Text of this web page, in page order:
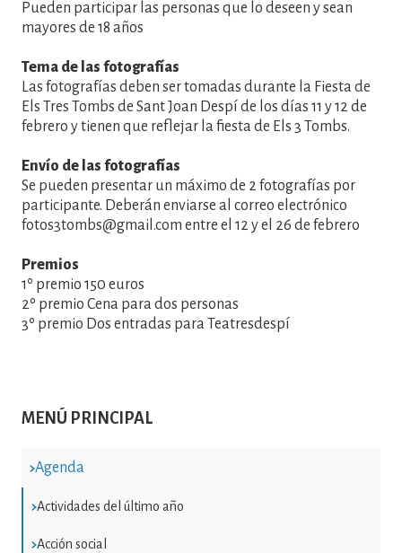
MENÚ PRINCIPAL
Agenda
Actividades del último año
Acción social
Pueden participar las personas que lo deseen y sean
mayores de 18 años
Tema de las fotografías
Las fotografías deben ser tomadas durante la Fiesta de
Els Tres Tombs de Sant Joan Despí de los días 11 y 12 de
febrero y tienen que reflejar la fiesta de Els 3 Tombs.
Envío de las fotografías
Se pueden presentar un máximo de 2 fotografías por
participante. Deberán enviarse al correo electrónico
fotos3tombs@gmail.com entre el 12 y el 26 de febrero
Premios
1º premio 150 euros
2º premio Cena para dos personas
3º premio Dos entradas para Teatresdespí